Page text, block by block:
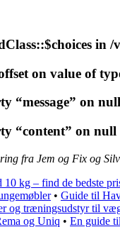
in /
on value of
“message” on
“content” on null
fra Jem og Fix og
kg – find de bedste
• Guide til
og træningsudstyr til
og Uniq • En guide